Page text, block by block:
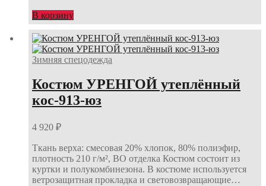
В корзину
Зимняя спецодежда
Костюм УРЕНГОЙ утеплённый
кос-913-юз
4 920 ₽
Ткань верха: смесовая 20% хлопок, 80% полиэфир,
плотность 210 г/м², ВО отделка Костюм состоит из
куртки и полукомбинезона. В костюме используется
ветрозащитная прокладка и световозвращающие…